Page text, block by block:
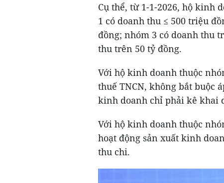
Cụ thể, từ 1-1-2026, hộ kinh
1 có doanh thu ≤ 500 triệu
đồng; nhóm 3 có doanh thu
thu trên 50 tỷ đồng.
Với hộ kinh doanh thuộc
thuế TNCN, không bắt buộc
kinh doanh chỉ phải kê khai
Với hộ kinh doanh thuộc
hoạt động sản xuất kinh
thu chi.